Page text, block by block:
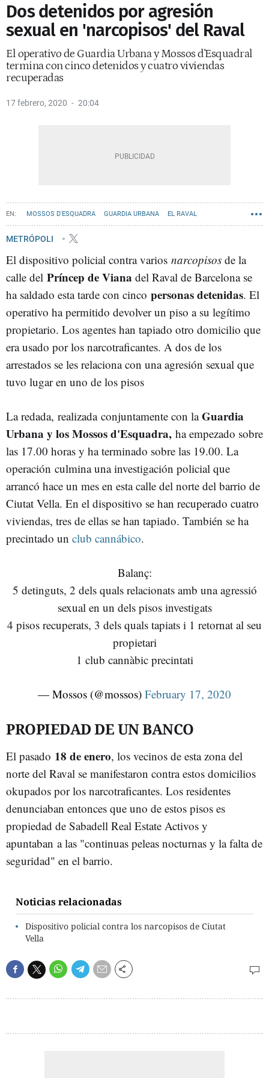
Dos detenidos por agresión
sexual en 'narcopisos' del Raval
El operativo de Guardia Urbana y Mossos d'Esquadral
termina con cinco detenidos y cuatro viviendas
recuperadas
17 febrero, 2020 20:04
MOSSOS D'ESQUADRA GUARDIA URBANA EL RAVAL
NARCOPISOS
METRÓPOLI
El dispositivo policial contra varios narcopisos de la
calle del Príncep de Viana del Raval de Barcelona se
ha saldado esta tarde con cinco personas detenidas. El
operativo ha permitido devolver un piso a su legítimo
propietario. Los agentes han tapiado otro domicilio que
era usado por los narcotraficantes. A dos de los
arrestados se les relaciona con una agresión sexual que
tuvo lugar en uno de los pisos
La redada, realizada conjuntamente con laGuardia
Urbana y los Mossos d'Esquadra, ha empezado sobre
las 17.00 horas y ha terminado sobre las 19.00. La
operación culmina una investigación policial que
arrancó hace un mes en esta calle del norte del barrio de
Ciutat Vella. En el dispositivo se han recuperado cuatro
viviendas, tres de ellas se han tapiado. También se ha
precintado un club cannábico.
Balanç:
5 detinguts, 2 dels quals relacionats amb una agressió
sexual en un dels pisos investigats
4 pisos recuperats, 3 dels quals tapiats i 1 retornat al seu
propietari
1 club cannàbic precintati
— Mossos (@mossos) February 17, 2020
PROPIEDAD DE UN BANCO
El pasado 18 de enero, los vecinos de esta zona del
norte del Raval se manifestaron contra estos domicilios
okupados por los narcotraficantes. Los residentes
denunciaban entonces que uno de estos pisos es
propiedad de Sabadell Real Estate Activos y
apuntaban a las "continuas peleas nocturnas y la falta de
seguridad" en el barrio.
Noticias relacionadas
Dispositivo policial contra los narcopisos de Ciutat
Vella